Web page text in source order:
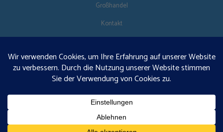
Großhandel
Kontakt
FOLG UNS
DE
€125 kostenloser Versand · © 2026 Orgonise Africa